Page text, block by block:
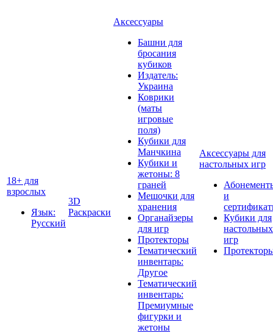
18+ для
взрослых
Язык:
Русский
3D
Раскраски
Аксессуары
Башни для
бросания
кубиков
Издатель:
Украина
Коврики
(маты
игровые
поля)
Кубики для
Манчкина
Кубики и
жетоны: 8
граней
Мешочки для
хранения
Органайзеры
для игр
Протекторы
Тематический
инвентарь:
Другое
Тематический
инвентарь:
Премиумные
фигурки и
жетоны
Аксессуары для
настольных игр
и
Кубики для
настольных
игр